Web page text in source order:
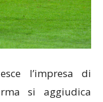
l’impresa di
si aggiudica